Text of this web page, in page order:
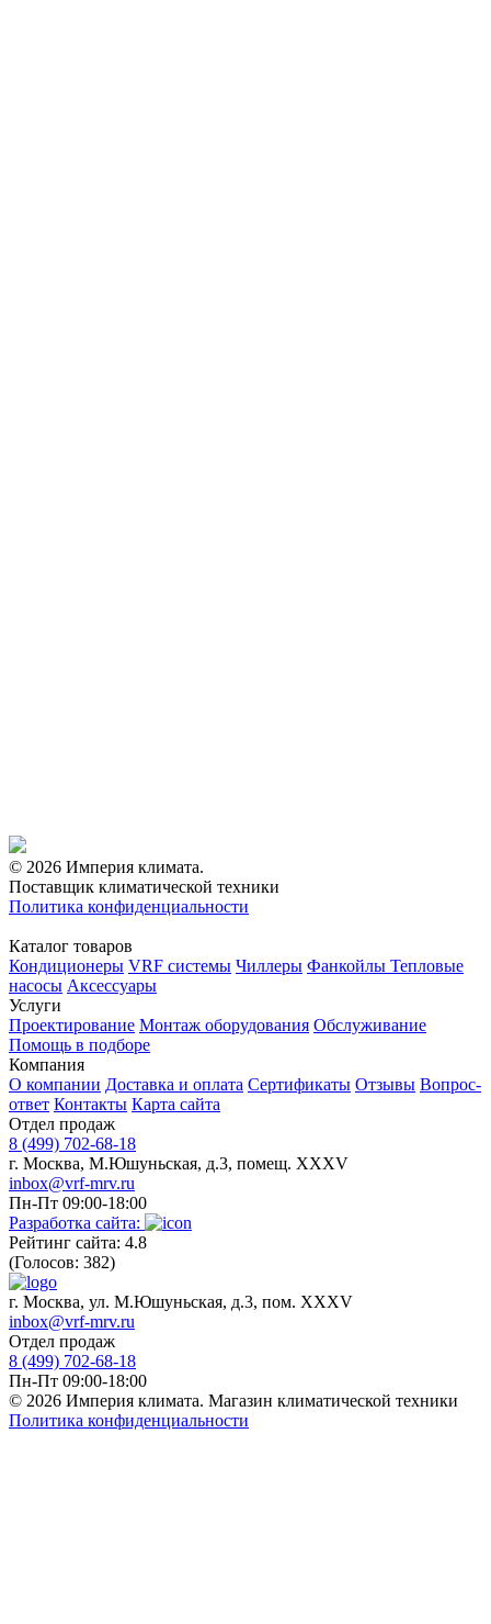
© 2026 Империя климата.
Поставщик климатической техники
Политика конфиденциальности
Каталог товаров
Кондиционеры VRF системы Чиллеры Фанкойлы Тепловые
насосы Аксессуары
Услуги
Проектирование Монтаж оборудования Обслуживание
Помощь в подборе
Компания
О компании Доставка и оплата Сертификаты Отзывы Вопрос-
ответ Контакты Карта сайта
Отдел продаж
8 (499) 702-68-18
г. Москва, М.Юшуньская, д.3, помещ. XXXV
inbox@vrf-mrv.ru
Пн-Пт 09:00-18:00
Разработка сайта:
Рейтинг сайта: 4.8
(Голосов: 382)
г. Москва, ул. М.Юшуньская, д.3, пом. XXXV
inbox@vrf-mrv.ru
Отдел продаж
8 (499) 702-68-18
Пн-Пт 09:00-18:00
© 2026 Империя климата. Магазин климатической техники
Политика конфиденциальности